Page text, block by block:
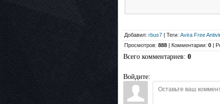
Добавил: rbus7 | Теги: Avira Free
Просмотров: 888 | Комментарии: 0 |
Всего комментариев: 0
Войдите: